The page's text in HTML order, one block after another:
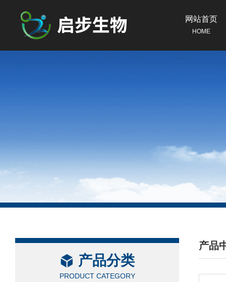
网站首页
HOME
产品分类
PRODUCT CATEGORY
产品
/